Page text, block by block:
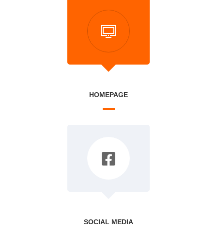
HOMEPAGE
SOCIAL MEDIA